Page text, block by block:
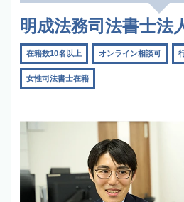
明成法務司法書士法
在籍数10名以上 オンライン相談可
女性司法書士在籍